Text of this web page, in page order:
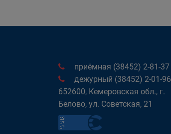
приёмная (38452) 2-81-37
дежурный (38452) 2-01-96
652600, Кемеровская обл., г.
Белово, ул. Советская, 21